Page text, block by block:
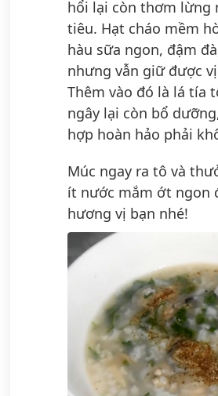
hổi lại còn thơm lừng
tiêu. Hạt cháo mềm
hàu sữa ngon, đậm
nhưng vẫn giữ được
Thêm vào đó là lá tía
ngây lại còn bổ
hợp hoàn hảo phải
Múc ngay ra tô và
ít nước mắm ớt ngon
hương vị bạn nhé!